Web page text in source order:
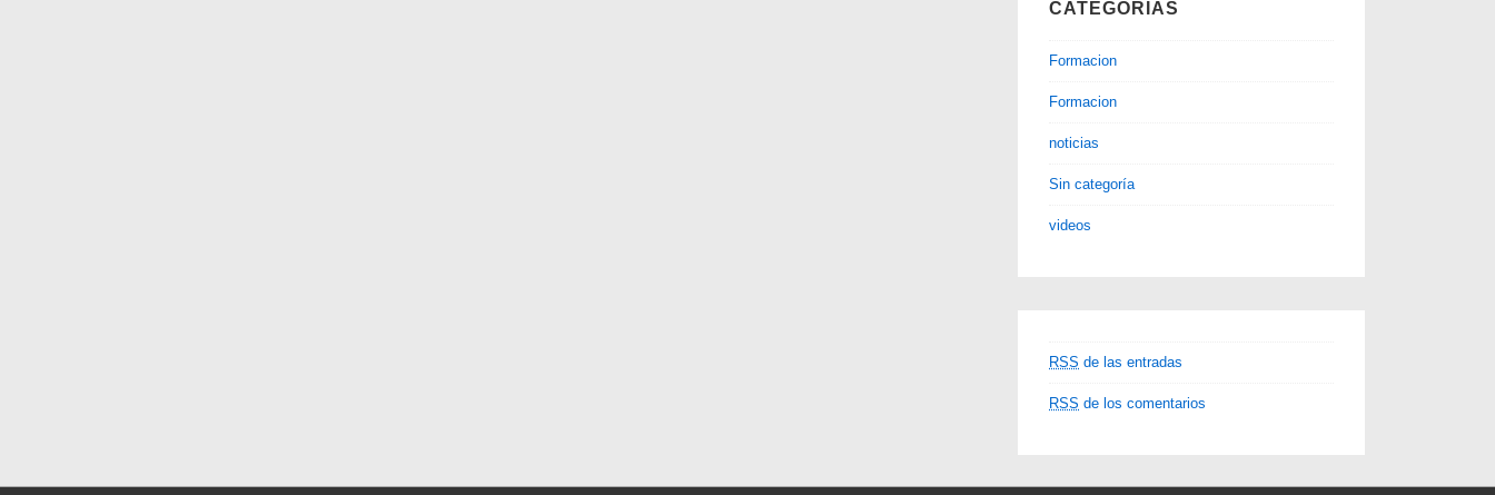
CATEGORÍAS
Formacion
Formacion
noticias
Sin categoría
videos
RSS de las entradas
RSS de los comentarios